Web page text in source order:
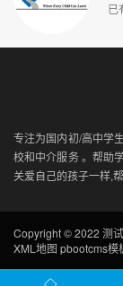
已
专注为国内初/高中学
校和中介服务 。帮助
关爱自己的孩子一样,
Copyright © 2022 测
XML地图 pbootcms模